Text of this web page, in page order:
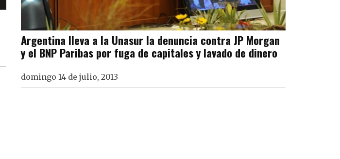
Argentina lleva a la Unasur la denuncia contra JP Morgan
y el BNP Paribas por fuga de capitales y lavado de dinero
domingo 14 de julio, 2013